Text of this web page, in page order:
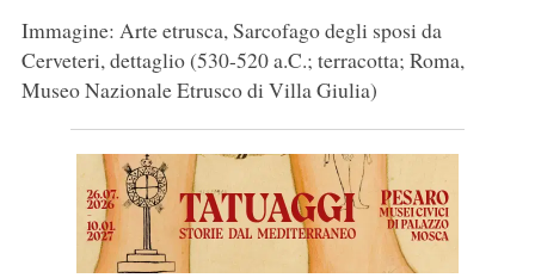
Immagine: Arte etrusca, Sarcofago degli sposi da
Cerveteri, dettaglio (530-520 a.C.; terracotta; Roma,
Museo Nazionale Etrusco di Villa Giulia)